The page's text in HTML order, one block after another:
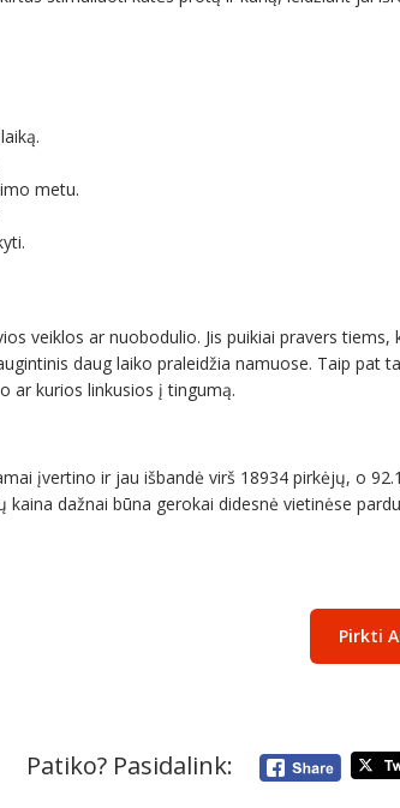
metu.
veiklos ar nuobodulio. Jis puikiai pravers tiems,
daug laiko praleidžia namuose. Taip pat
ar kurios linkusios į tingumą.
įvertino ir jau išbandė virš 18934 pirkėjų, o
dažnai būna gerokai didesnė vietinėse
Pirkti
Patiko? Pasidalink: